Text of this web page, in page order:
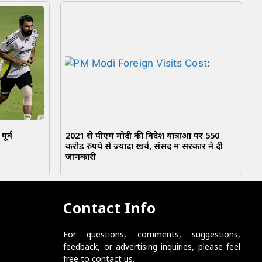
2021 से पीएम मोदी की विदेश यात्राओं पर 550
करोड़ रुपये से ज्यादा खर्च, संसद में सरकार ने दी
जानकारी
Contact Info
For questions, comments, suggestions,
feedback, or advertising inquiries, please feel
free to contact us.